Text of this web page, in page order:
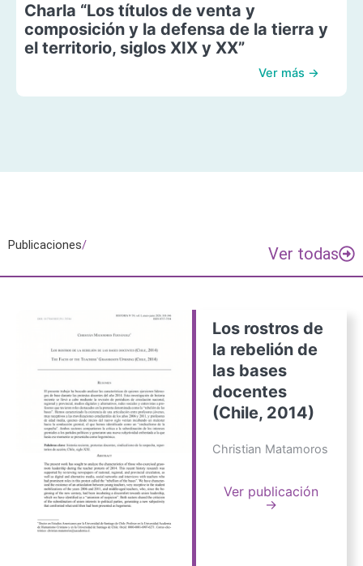
Charla “Los títulos de venta y
composición y la defensa de la tierra y
el territorio, siglos XIX y XX”
Ver más →
Publicaciones/ Ver todas
Los rostros de
la rebelión de
las bases
docentes
(Chile, 2014)
Christian Matamoros
Ver publicación
→